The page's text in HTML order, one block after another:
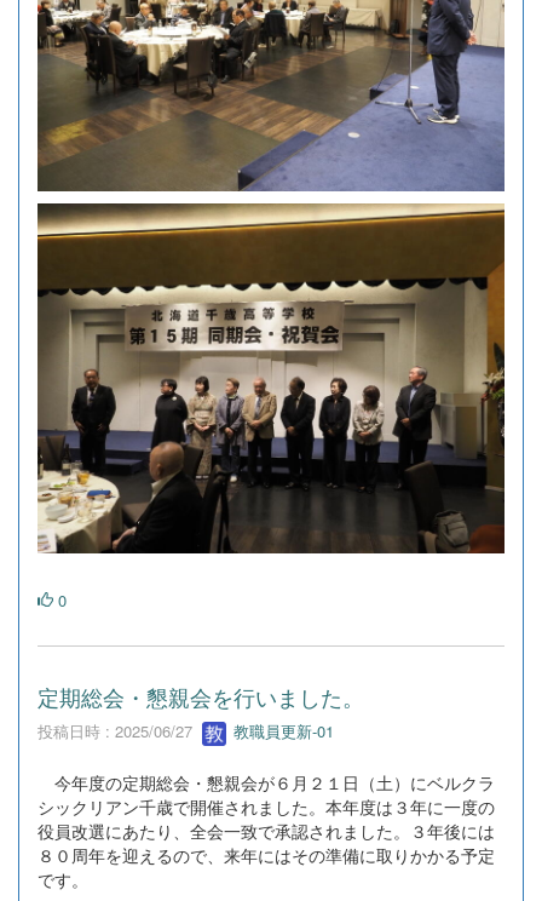
0
定期総会・懇親会を行いました。
投稿日時 : 2025/06/27 教職員更新-01
今年度の定期総会・懇親会が６月２１日（土）にベルクラ
シックリアン千歳で開催されました。本年度は３年に一度の
役員改選にあたり、全会一致で承認されました。３年後には
８０周年を迎えるので、来年にはその準備に取りかかる予定
です。